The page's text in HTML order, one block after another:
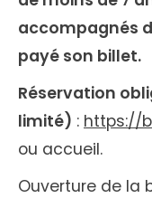
accompagnés
payé son billet.
Réservation
limité) : https://
ou accueil.
Ouverture de la